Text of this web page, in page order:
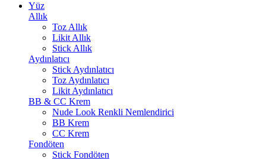
Yüz
Allık
Toz Allık
Likit Allık
Stick Allık
Aydınlatıcı
Stick Aydınlatıcı
Toz Aydınlatıcı
Likit Aydınlatıcı
BB & CC Krem
Nude Look Renkli Nemlendirici
BB Krem
CC Krem
Fondöten
Stick Fondöten